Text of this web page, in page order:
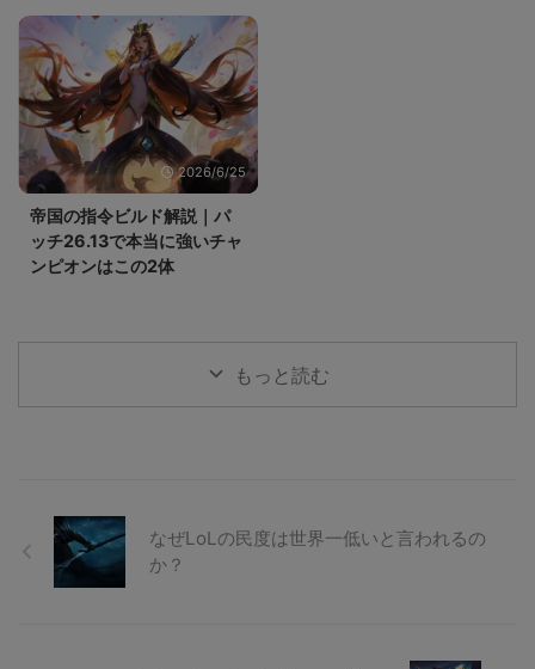
2026/6/25
帝国の指令ビルド解説｜パ
ッチ26.13で本当に強いチャ
ンピオンはこの2体
もっと読む
なぜLoLの民度は世界一低いと言われるの
か？